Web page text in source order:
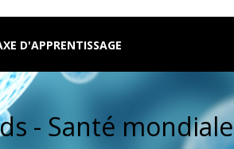
D'APPRENTISSAGE
- Santé mondiale